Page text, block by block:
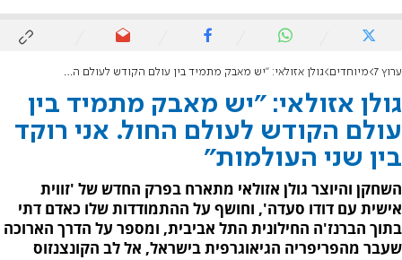
ערוץ 7 מיוחדים גולן אזולאי: "יש מאבק מתמיד בין עולם הקודש לעולם החול. אני רוקד בין שני העולמות"
גולן אזולאי: "יש מאבק מתמיד בין
עולם הקודש לעולם החול. אני רוקד
בין שני העולמות"
השחקן והיוצר גולן אזולאי מתארח בפרק החדש של 'זווית
אישית עם דודו סעדה', וחושף על ההתמודדות שלו כאדם דתי
בתוך הברנז'ה החילונית התל אביבית, ומספר על הדרך הארוכה
שעבר מהפריפריה הגיאוגרפית בישראל, אל לב הקונצנזוס